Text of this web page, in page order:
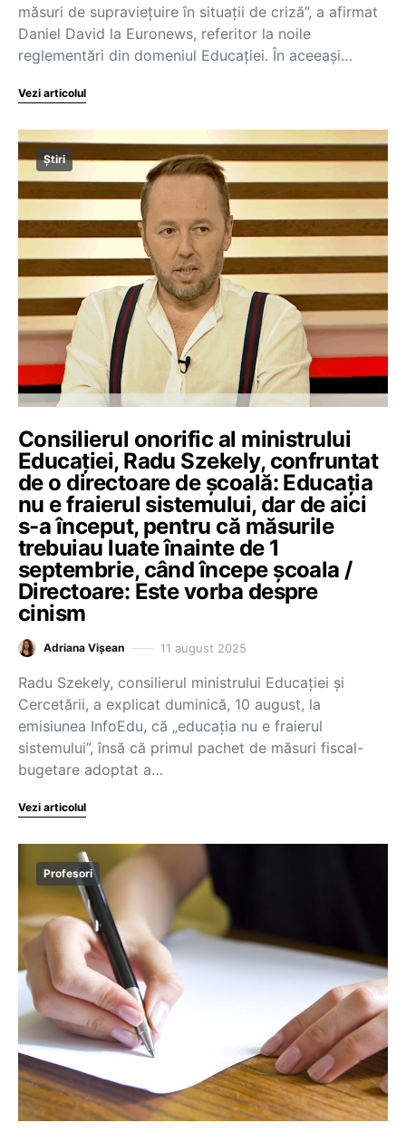
măsuri de supraviețuire în situații de criză”, a afirmat
Daniel David la Euronews, referitor la noile
reglementări din domeniul Educației. În aceeași…
Vezi articolul
Știri
Consilierul onorific al ministrului
Educației, Radu Szekely, confruntat
de o directoare de școală: Educația
nu e fraierul sistemului, dar de aici
s-a început, pentru că măsurile
trebuiau luate înainte de 1
septembrie, când începe școala /
Directoare: Este vorba despre
cinism
Adriana Vișean 11 august 2025
Radu Szekely, consilierul ministrului Educației și
Cercetării, a explicat duminică, 10 august, la
emisiunea InfoEdu, că „educația nu e fraierul
sistemului”, însă că primul pachet de măsuri fiscal-
bugetare adoptat a…
Vezi articolul
Profesori